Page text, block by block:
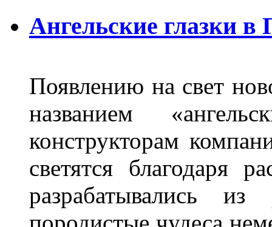
Ангельские глазки в
Появлению на свет
названием
конструкторам
светятся благодаря
разрабатывались